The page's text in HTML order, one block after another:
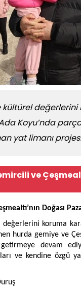
kültürel
Koyu’nda
yat limanı
ve
Doğası
koruma
hurda gemiye ve
devam
ve kendine özgü